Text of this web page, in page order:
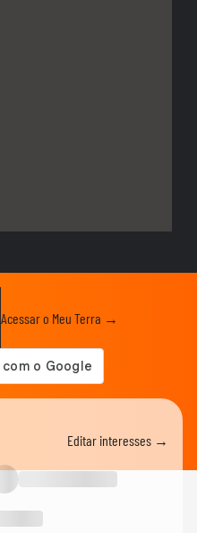
Acessar o Meu Terra →
Editar interesses →